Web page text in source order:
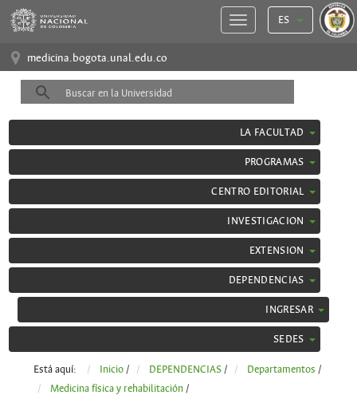
ES
medicina.bogota.unal.edu.co
LA FACULTAD
PROGRAMAS
CENTRO EDITORIAL
INVESTIGACION
EXTENSION
DEPENDENCIAS
INGRESAR
SEDES
Está aquí: Inicio / DEPENDENCIAS / Departamentos /
Medicina física y rehabilitación /